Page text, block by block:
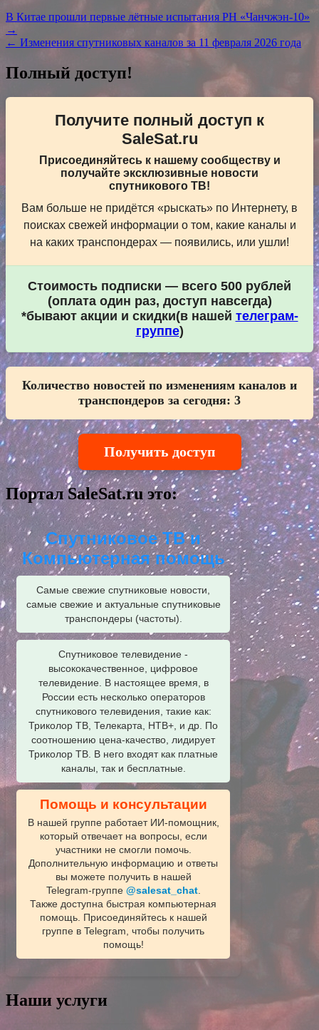
Навигация
по
В Китае прошли первые лётные испытания РН «Чанчжэн-10»
→
← Изменения спутниковых каналов за 11 февраля 2026 года
Полный доступ!
Получите полный доступ к
SaleSat.ru
Присоединяйтесь к нашему сообществу и
получайте эксклюзивные новости
спутникового ТВ!
Вам больше не придётся «рыскать» по Интернету, в
поисках свежей информации о том, какие каналы и
на каких транспондерах — появились, или ушли!
Стоимость подписки — всего 500 рублей
(оплата один раз, доступ навсегда)
*бывают акции и скидки(в нашей телеграм-
группе)
Количество новостей по изменениям каналов и
транспондеров за сегодня: 3
Получить доступ
Портал SaleSat.ru это:
Спутниковое ТВ и
Компьютерная помощь
Самые свежие спутниковые новости,
самые свежие и актуальные спутниковые
транспондеры (частоты).
Спутниковое телевидение -
высококачественное, цифровое
телевидение. В настоящее время, в
России есть несколько операторов
спутникового телевидения, такие как:
Триколор ТВ, Телекарта, НТВ+, и др. По
соотношению цена-качество, лидирует
Триколор ТВ. В него входят как платные
каналы, так и бесплатные.
Помощь и консультации
В нашей группе работает ИИ‑помощник,
который отвечает на вопросы, если
участники не смогли помочь.
Дополнительную информацию и ответы
вы можете получить в нашей
Telegram‑группе @salesat_chat.
Также доступна быстрая компьютерная
помощь. Присоединяйтесь к нашей
группе в Telegram, чтобы получить
помощь!
Наши услуги